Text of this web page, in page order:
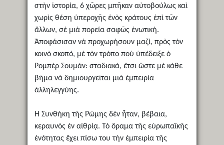
στὴν ἱστορία, 6 χῶρες μπῆκαν αὐτοβούλως καὶ
χωρὶς θέση ὑπεροχῆς ἑνὸς κράτους ἐπὶ τῶν
ἄλλων, σὲ μιὰ πορεία σαφῶς ἑνωτική.
Ἀποφάσισαν νὰ προχωρήσουν μαζί, πρὸς τὸν
κοινὸ σκοπό, μὲ τὸν τρόπο ποὺ ὑπέδειξε ὁ
Ρομπὲρ Σουμάν: σταδιακά, ἔτσι ὥστε μὲ κάθε
βῆμα νὰ δημιουργεῖται μιὰ ἐμπειρία
ἀλληλεγγύης.
Ἡ Συνθήκη τῆς Ρώμης δὲν ἦταν, βέβαια,
κεραυνὸς ἐν αἰθρίᾳ. Τὸ ὅραμα τῆς εὐρωπαϊκῆς
ἑνότητας ἔχει πίσω του τὴν ἐμπειρία τῆς